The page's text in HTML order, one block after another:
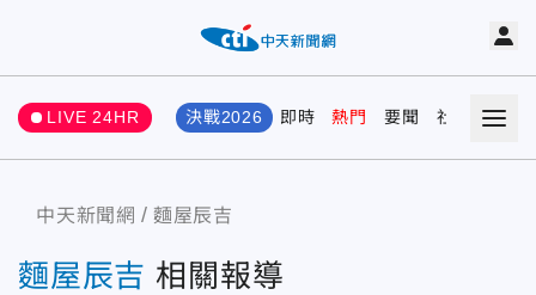
LIVE 24HR 決戰2026 即時 熱門 要聞 社會 娛樂
中天新聞網 麵屋辰吉
麵屋辰吉 相關報導